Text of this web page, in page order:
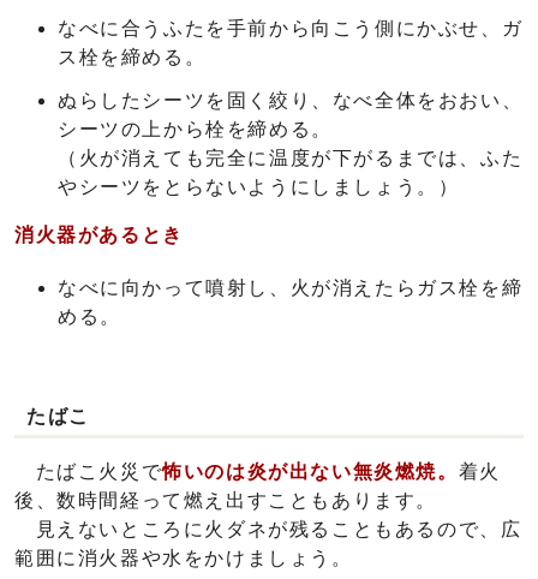
なべに合うふたを手前から向こう側にかぶせ、ガ
ス栓を締める。
ぬらしたシーツを固く絞り、なべ全体をおおい、
シーツの上から栓を締める。
（火が消えても完全に温度が下がるまでは、ふた
やシーツをとらないようにしましょう。）
消火器があるとき
なべに向かって噴射し、火が消えたらガス栓を締
める。
たばこ
たばこ火災で怖いのは炎が出ない無炎燃焼。 着火
後、数時間経って燃え出すこともあります。
見えないところに火ダネが残ることもあるので、広
範囲に消火器や水をかけましょう。